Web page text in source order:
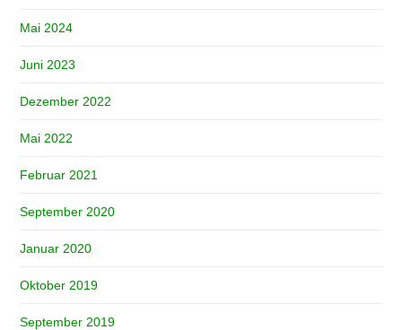
Mai 2024
Juni 2023
Dezember 2022
Mai 2022
Februar 2021
September 2020
Januar 2020
Oktober 2019
September 2019